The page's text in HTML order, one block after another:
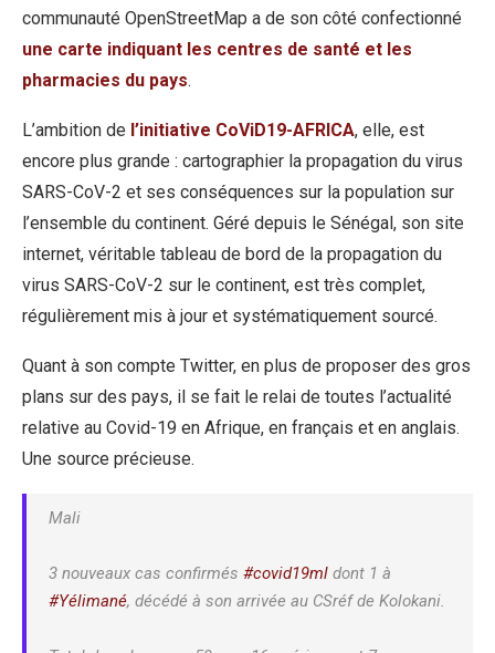
communauté OpenStreetMap a de son côté confectionné
une carte indiquant les centres de santé et les
pharmacies du pays.
L’ambition de l’initiative CoViD19-AFRICA, elle, est
encore plus grande : cartographier la propagation du virus
SARS-CoV-2 et ses conséquences sur la population sur
l’ensemble du continent. Géré depuis le Sénégal, son site
internet, véritable tableau de bord de la propagation du
virus SARS-CoV-2 sur le continent, est très complet,
régulièrement mis à jour et systématiquement sourcé.
Quant à son compte Twitter, en plus de proposer des gros
plans sur des pays, il se fait le relai de toutes l’actualité
relative au Covid-19 en Afrique, en français et en anglais.
Une source précieuse.
Mali
3 nouveaux cas confirmés #covid19ml dont 1 à
#Yélimané, décédé à son arrivée au CSréf de Kolokani.